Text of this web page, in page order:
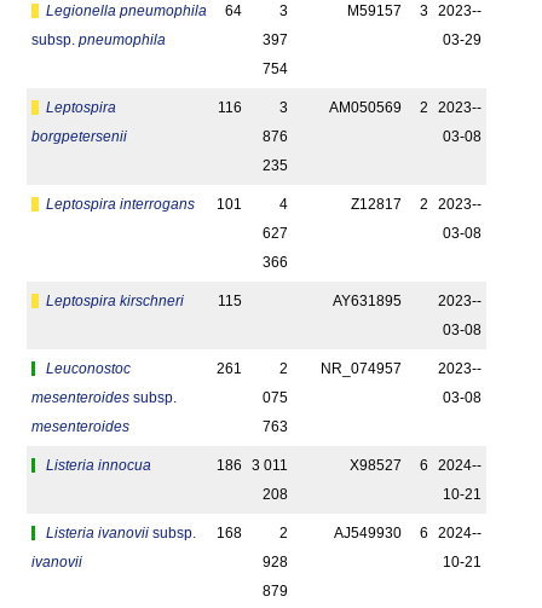
Legionella pneumophila
subsp. pneumophila
64
3
397
754
M59157 3
2023-­
03-29
Leptospira
borgpetersenii
116
3
876
235
AM050569 2
2023-­
03-08
Leptospira interrogans 101
4
627
366
Z12817 2
2023-­
03-08
Leptospira kirschneri 115 AY631895
2023-­
03-08
Leuconostoc
mesenteroides subsp.
mesenteroides
261
2
075
763
NR_074957
2023-­
03-08
Listeria innocua 186
3 011
208
X98527 6
2024-­
10-21
Listeria ivanovii subsp.
ivanovii
168
2
928
879
AJ549930 6
2024-­
10-21